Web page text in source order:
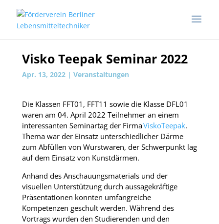
Visko Teepak Seminar 2022
Apr. 13, 2022| Veranstaltungen
Die Klassen FFT01, FFT11 sowie die Klasse DFL01
waren am 04. April 2022 Teilnehmer an einem
interessanten Seminartag der FirmaViskoTeepak.
Thema war der Einsatz unterschiedlicher Därme
zum Abfüllen von Wurstwaren, der Schwerpunkt lag
auf dem Einsatz von Kunstdärmen.
Anhand des Anschauungsmaterials und der
visuellen Unterstützung durch aussagekräftige
Präsentationen konnten umfangreiche
Kompetenzen geschult werden. Während des
Vortrags wurden den Studierenden und den